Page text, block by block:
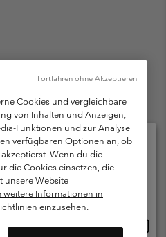
GmbH. Moosfeldstraße 1, 5101
vorbehalten.
Verkaufsbedingungen
Garantie
Mitglieder Programms
Inhalte
Cookies und vergleichbare
von Inhalten und Anzeigen,
Funktionen und zur Analyse
verfügbaren Optionen an, ob
Wenn du die
die Cookies einsetzen, die
unsere Website
weitere Informationen in
einzusehen.
Fortfahren ohne Akzeptieren
und Ihre Sprache
verfügbar